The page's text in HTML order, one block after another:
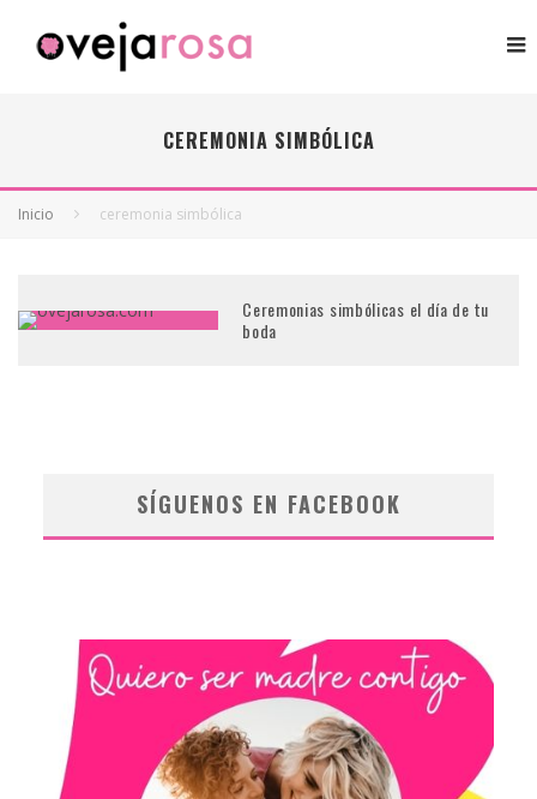
CEREMONIA SIMBÓLICA
Inicio ceremonia simbólica
Ceremonias simbólicas el día de tu
boda
SÍGUENOS EN FACEBOOK